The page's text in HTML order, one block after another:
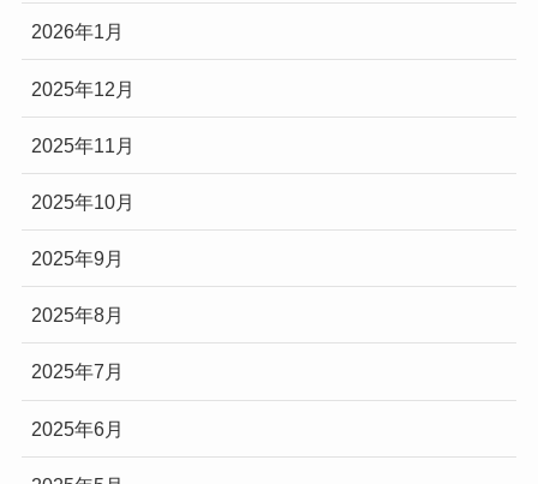
2026年1月
2025年12月
2025年11月
2025年10月
2025年9月
2025年8月
2025年7月
2025年6月